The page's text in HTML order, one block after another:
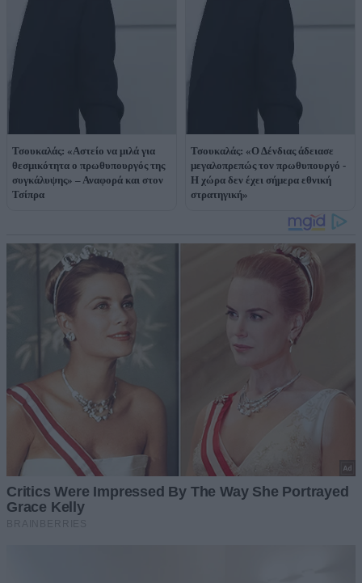
Τσουκαλάς: «Αστείο να μιλά για
θεσμικότητα ο πρωθυπουργός της
συγκάλυψης» – Αναφορά και στον
Τσίπρα
Τσουκαλάς: «Ο Δένδιας άδειασε
μεγαλοπρεπώς τον πρωθυπουργό -
Η χώρα δεν έχει σήμερα εθνική
στρατηγική»